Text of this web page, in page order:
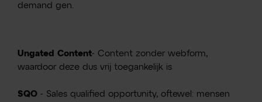
demand gen.
Ungated Content- Content zonder webform,
waardoor deze dus vrij toegankelijk is
SQO - Sales qualified opportunity, oftewel: mensen